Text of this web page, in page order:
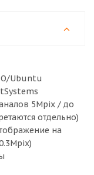
Ubuntu
5Mpix / до
отдельно)
на